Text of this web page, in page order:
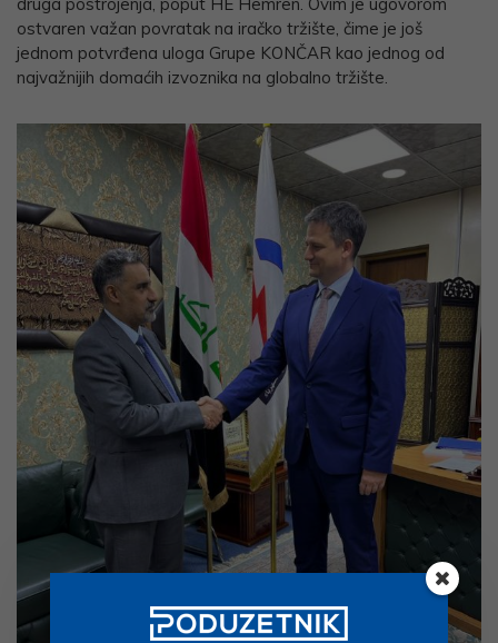
ostvaren važan povratak na iračko tržište, čime je još
jednom potvrđena uloga Grupe KONČAR kao jednog od
najvažnijih domaćih izvoznika na globalno tržište.